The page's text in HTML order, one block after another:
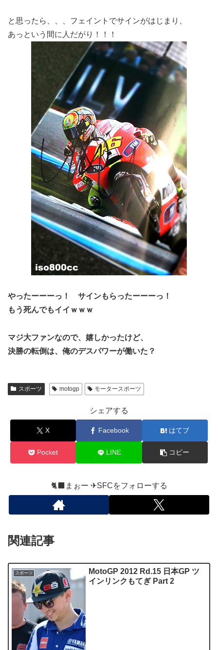
と思ったら、、、フェイントでサインがはじまり、
あっという間に人だがり！！！
やったーーーっ！ サインもらったーーーっ！
もう死んでもイイｗｗｗ
マジ大ファンなので、嬉しかったけど、
決勝の転倒は、俺のデスパワーが働いた？
スポーツ motogp モータースポーツ
シェアする
X Facebook はてブ
Pocket LINE コピー
🐈‍⬛まぉー ✈︎SFCをフォローする
関連記事
スポーツ
MotoGP 2012 Rd.15 日本GP ツ
インリンクもてぎ Part 2